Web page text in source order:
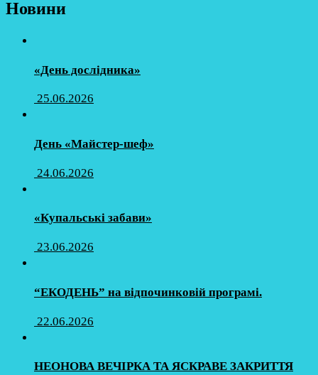
Новини
«День дослідника»
25.06.2026
День «Майстер-шеф»
24.06.2026
«Купальські забави»
23.06.2026
“ЕКОДЕНЬ” на відпочинковій програмі.
22.06.2026
НЕОНОВА ВЕЧІРКА ТА ЯСКРАВЕ ЗАКРИТТЯ